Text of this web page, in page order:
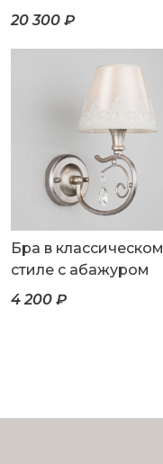
20 300 ₽
Бра в классическом
стиле с абажуром
4 200 ₽